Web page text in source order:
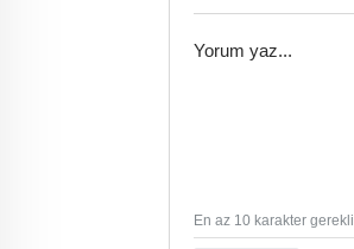
En az 10 karakter gerekli